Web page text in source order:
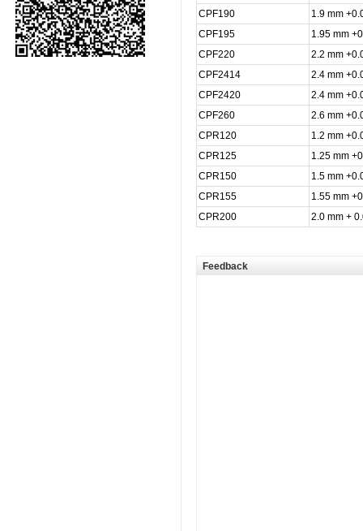
CPF190
1.9 mm
CPF195
1.95 mm
CPF220
2.2 mm
CPF2414
2.4 mm
CPF2420
2.4 mm
CPF260
2.6 mm
CPR120
1.2 mm
CPR125
1.25 mm
CPR150
1.5 mm
CPR155
1.55 mm
CPR200
2.0 mm +
Feedback